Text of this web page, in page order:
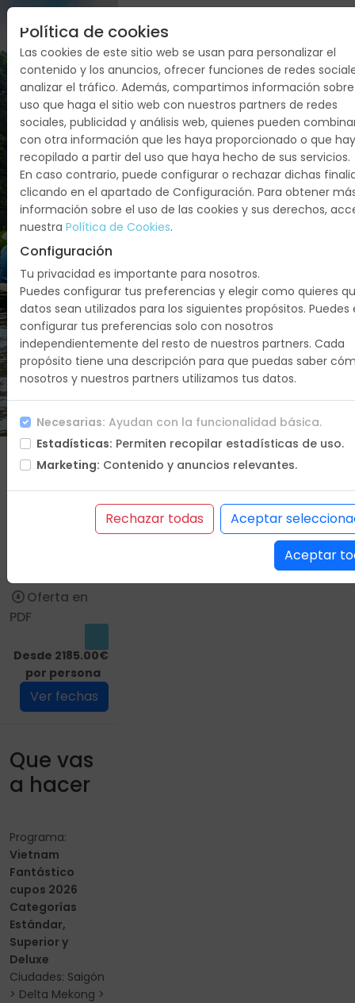
VIETNAM
FANTÁSTICO
CUPOS
2026
Vietnam:
Hanoi,
Hoian,
Bahia De
Halong,
Hue, Delta
Del
Mekong,
Hochiminh
12 días
Que vas a
Oferta en
PDF
Desde 2185.00€
por persona
Ver fechas
Que vas
a hacer
Programa:
Vietnam
Fantástico
cupos 2026
Categorías
Estándar,
Superior y
Deluxe
Ciudades: Saigón
> Delta Mekong >
Política de cookies
Las cookies de este sitio web se usan para personalizar el
contenido y los anuncios, ofrecer funciones de redes
analizar el tráfico. Además, compartimos información
uso que haga el sitio web con nuestros partners de redes
sociales, publicidad y análisis web, quienes pueden
con otra información que les haya proporcionado o que
recopilado a partir del uso que haya hecho de sus servicios.
En caso contrario, puede configurar o rechazar dichas
clicando en el apartado de Configuración. Para obtener
información sobre el uso de las cookies y sus derechos,
nuestra Política de Cookies.
Configuración
Tu privacidad es importante para nosotros.
Puedes configurar tus preferencias y elegir como quieres
datos sean utilizados para los siguientes propósitos. Puedes
configurar tus preferencias solo con nosotros
independientemente del resto de nuestros partners. Cada
propósito tiene una descripción para que puedas saber
nosotros y nuestros partners utilizamos tus datos.
Necesarias: Ayudan con la funcionalidad básica.
Estadísticas: Permiten recopilar estadísticas de uso.
Marketing: Contenido y anuncios relevantes.
Rechazar todas
Aceptar
Aceptar